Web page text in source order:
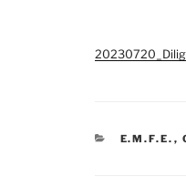
E.M.F.E. ,